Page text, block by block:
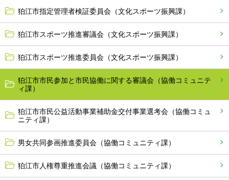
狛江市指定管理者検証委員会（文化スポーツ振興課）
狛江市スポーツ推進審議会（文化スポーツ振興課）
狛江市スポーツ推進委員会（文化スポーツ振興課）
狛江市市民参加と市民協働に関する審議会（協働コミュニテ
ィ課）
狛江市市民公益活動事業補助金交付事業選考会（協働コミュ
ニティ課）
男女共同参画推進委員会（協働コミュニティ課）
狛江市人権尊重推進会議（協働コミュニティ課）